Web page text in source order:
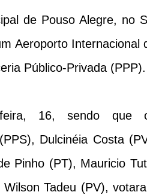
de Pouso Alegre, no
Aeroporto Internacional
Público-Privada (PPP).
feira, 16, sendo que
Dulcinéia Costa
Pinho (PT), Mauricio
Tadeu (PV),